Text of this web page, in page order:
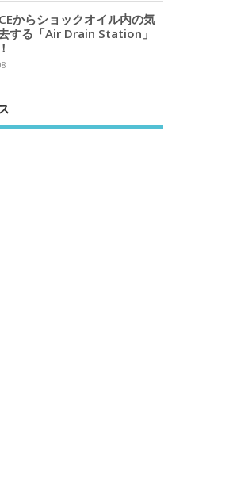
からショックオイル内の気
する「Air Drain Station」